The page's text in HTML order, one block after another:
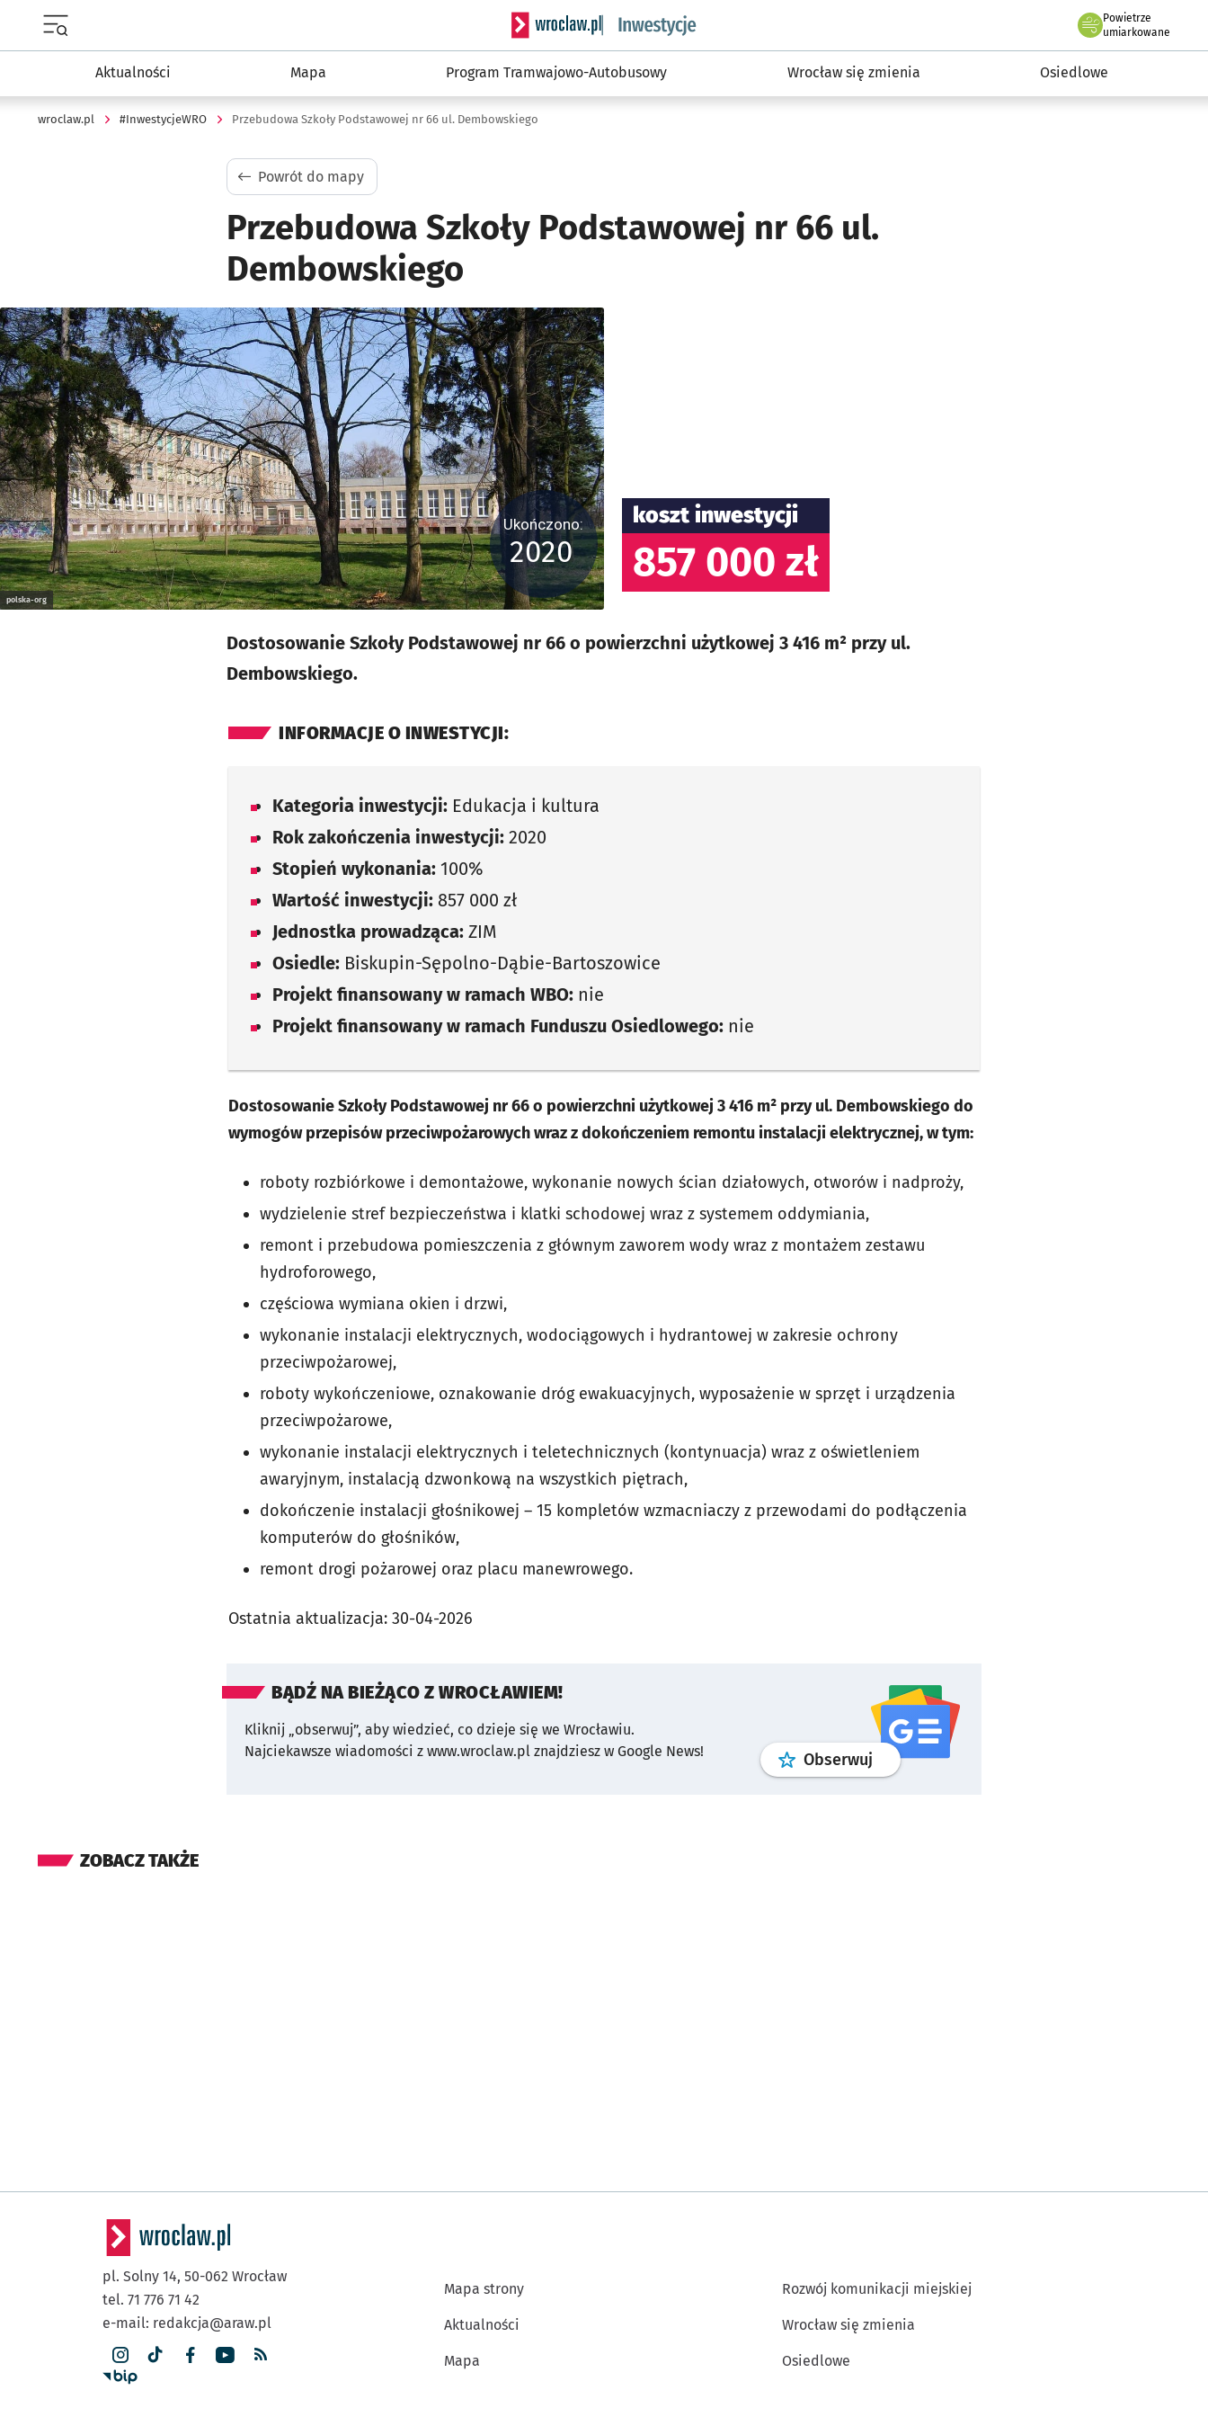
Serwis informacyjny wroclaw.pl podserwis: #InwestycjeWRO - miejskie inwestycje 2019-2032
Powietrze
we Wrocławiu
umiarkowane
Aktualności Mapa Program Tramwajowo-Autobusowy Wrocław się zmienia Osiedlowe
wroclaw.pl #InwestycjeWRO Przebudowa Szkoły Podstawowej nr 66 ul. Dembowskiego
Powrót do mapy
Przebudowa Szkoły Podstawowej nr 66 ul.
Dembowskiego
Kliknij, aby powiększyć
polska-org
Ukończono:
2020
koszt inwestycji
857 000 zł
Dostosowanie Szkoły Podstawowej nr 66 o powierzchni użytkowej 3 416 m² przy ul.
Dembowskiego.
INFORMACJE O INWESTYCJI:
Kategoria inwestycji: Edukacja i kultura
Rok zakończenia inwestycji: 2020
Stopień wykonania: 100%
Wartość inwestycji: 857 000 zł
Jednostka prowadząca: ZIM
Osiedle: Biskupin-Sępolno-Dąbie-Bartoszowice
Projekt finansowany w ramach WBO: nie
Projekt finansowany w ramach Funduszu Osiedlowego: nie
Dostosowanie Szkoły Podstawowej nr 66 o powierzchni użytkowej 3 416 m² przy ul. Dembowskiego do
wymogów przepisów przeciwpożarowych wraz z dokończeniem remontu instalacji elektrycznej, w tym:
roboty rozbiórkowe i demontażowe, wykonanie nowych ścian działowych, otworów i nadproży,
wydzielenie stref bezpieczeństwa i klatki schodowej wraz z systemem oddymiania,
remont i przebudowa pomieszczenia z głównym zaworem wody wraz z montażem zestawu
hydroforowego,
częściowa wymiana okien i drzwi,
wykonanie instalacji elektrycznych, wodociągowych i hydrantowej w zakresie ochrony
przeciwpożarowej,
roboty wykończeniowe, oznakowanie dróg ewakuacyjnych, wyposażenie w sprzęt i urządzenia
przeciwpożarowe,
wykonanie instalacji elektrycznych i teletechnicznych (kontynuacja) wraz z oświetleniem
awaryjnym, instalacją dzwonkową na wszystkich piętrach,
dokończenie instalacji głośnikowej – 15 kompletów wzmacniaczy z przewodami do podłączenia
komputerów do głośników,
remont drogi pożarowej oraz placu manewrowego.
Ostatnia aktualizacja: 30-04-2026
BĄDŹ NA BIEŻĄCO Z WROCŁAWIEM!
Kliknij „obserwuj”, aby wiedzieć, co dzieje się we Wrocławiu.
Najciekawsze wiadomości z www.wroclaw.pl znajdziesz w Google News!
Obserwuj profilgoogle news
ZOBACZ TAKŻE
pl. Solny 14, 50-062 Wrocław
tel. 71 776 71 42
e-mail: redakcja@araw.pl
Mapa strony
Aktualności
Mapa
Rozwój komunikacji miejskiej
Wrocław się zmienia
Osiedlowe